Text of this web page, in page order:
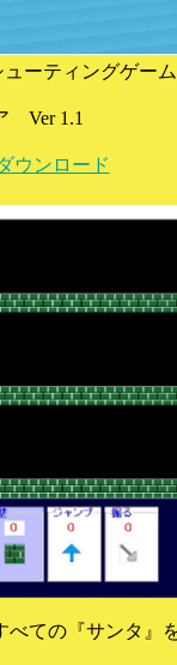
ーティングゲー
Ver 1.1
ウンロード
べての『サンタ